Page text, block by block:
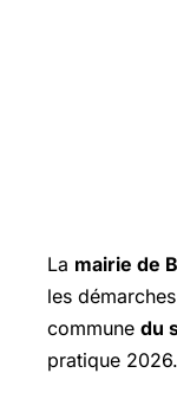
La mairie de
les
commune du
pratique 2026.